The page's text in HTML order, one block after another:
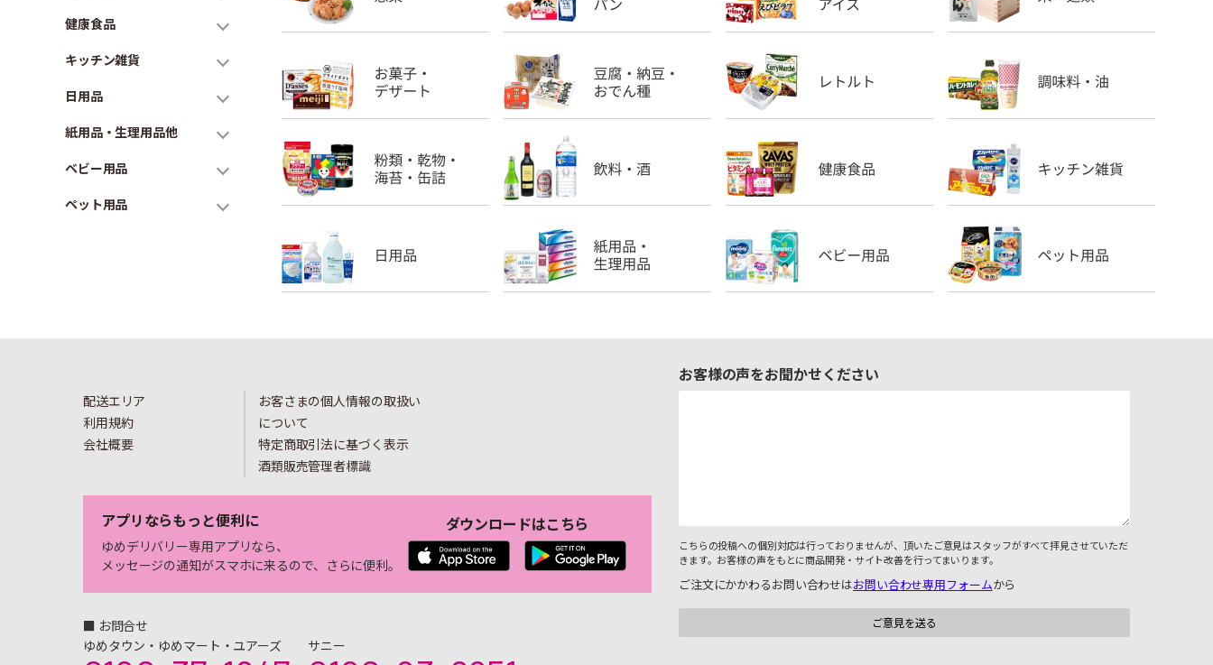
健康食品
キッチン雑貨
日用品
紙用品・生理用品他
ベビー用品
ペット用品
配送エリア
利用規約
会社概要
お客さまの個人情報の取扱い
について
特定商取引法に基づく表示
酒類販売管理者標識
アプリならもっと便利に
ゆめデリバリー専用アプリなら、
メッセージの通知がスマホに来るので、さらに便利。
ダウンロードはこちら
■ お問合せ
ゆめタウン・ゆめマート・ユアーズ
サニー
お客様の声をお聞かせください
こちらの投稿への個別対応は行っておりませんが、頂いたご意見はスタッフがすべて拝見させていただ
きます。お客様の声をもとに商品開発・サイト改善を行ってまいります。
ご注文にかかわるお問い合わせはお問い合わせ専用フォームから